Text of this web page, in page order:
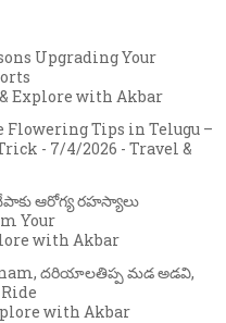
Upgrading Your
Explore with Akbar
Tips in Telugu –
- 7/4/2026 - Travel &
ఆరోగ్య రహస్యాలు
Your
with Akbar
దరియాలతిప్ప మడ అడవి,
with Akbar